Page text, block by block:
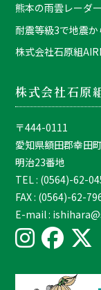
熊本の雨雲レーダ
耐震等級3で地震
株式会社石原組
株式会社石原
〒444-0111
愛知県額田郡幸田
明治23番地
TEL : (0564)-62-
FAX : (0564)-62-
E-mail :